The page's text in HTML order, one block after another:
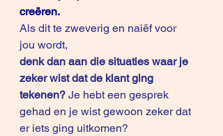
creëren.
Als dit te zweverig en naiëf voor
jou wordt,
denk dan aan die situaties waar je
zeker wist dat de klant ging
tekenen? Je hebt een gesprek
gehad en je wist gewoon zeker dat
er iets ging uitkomen?